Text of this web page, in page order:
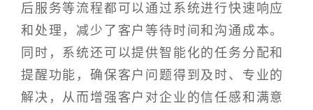
后服务等流程都可以通过系统进行快速响应
和处理，减少了客户等待时间和沟通成本。
同时，系统还可以提供智能化的任务分配和
提醒功能，确保客户问题得到及时、专业的
解决，从而增强客户对企业的信任感和满意